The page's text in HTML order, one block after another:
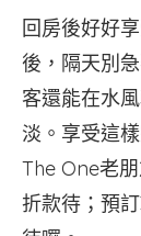
回房後好好
後，隔天別
客還能在水
淡。享受這
The One老
折款待；預